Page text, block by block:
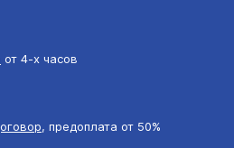
от 4-х часов
, предоплата от 50%